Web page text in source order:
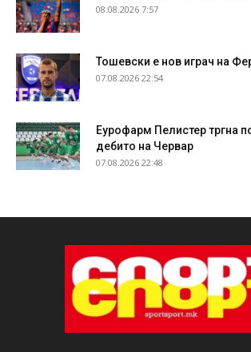
08.08.2026 7:57
Тошевски е нов играч на
07.08.2026 22:54
Еурофарм Пелистер тргна
дебито на Червар
07.08.2026 22:48